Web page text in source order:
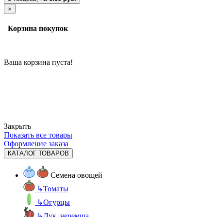
×
Корзина покупок
Ваша корзина пуста!
Закрыть
Показать все товары
Оформление заказа
КАТАЛОГ ТОВАРОВ
Семена овощей
↳Томаты
↳Огурцы